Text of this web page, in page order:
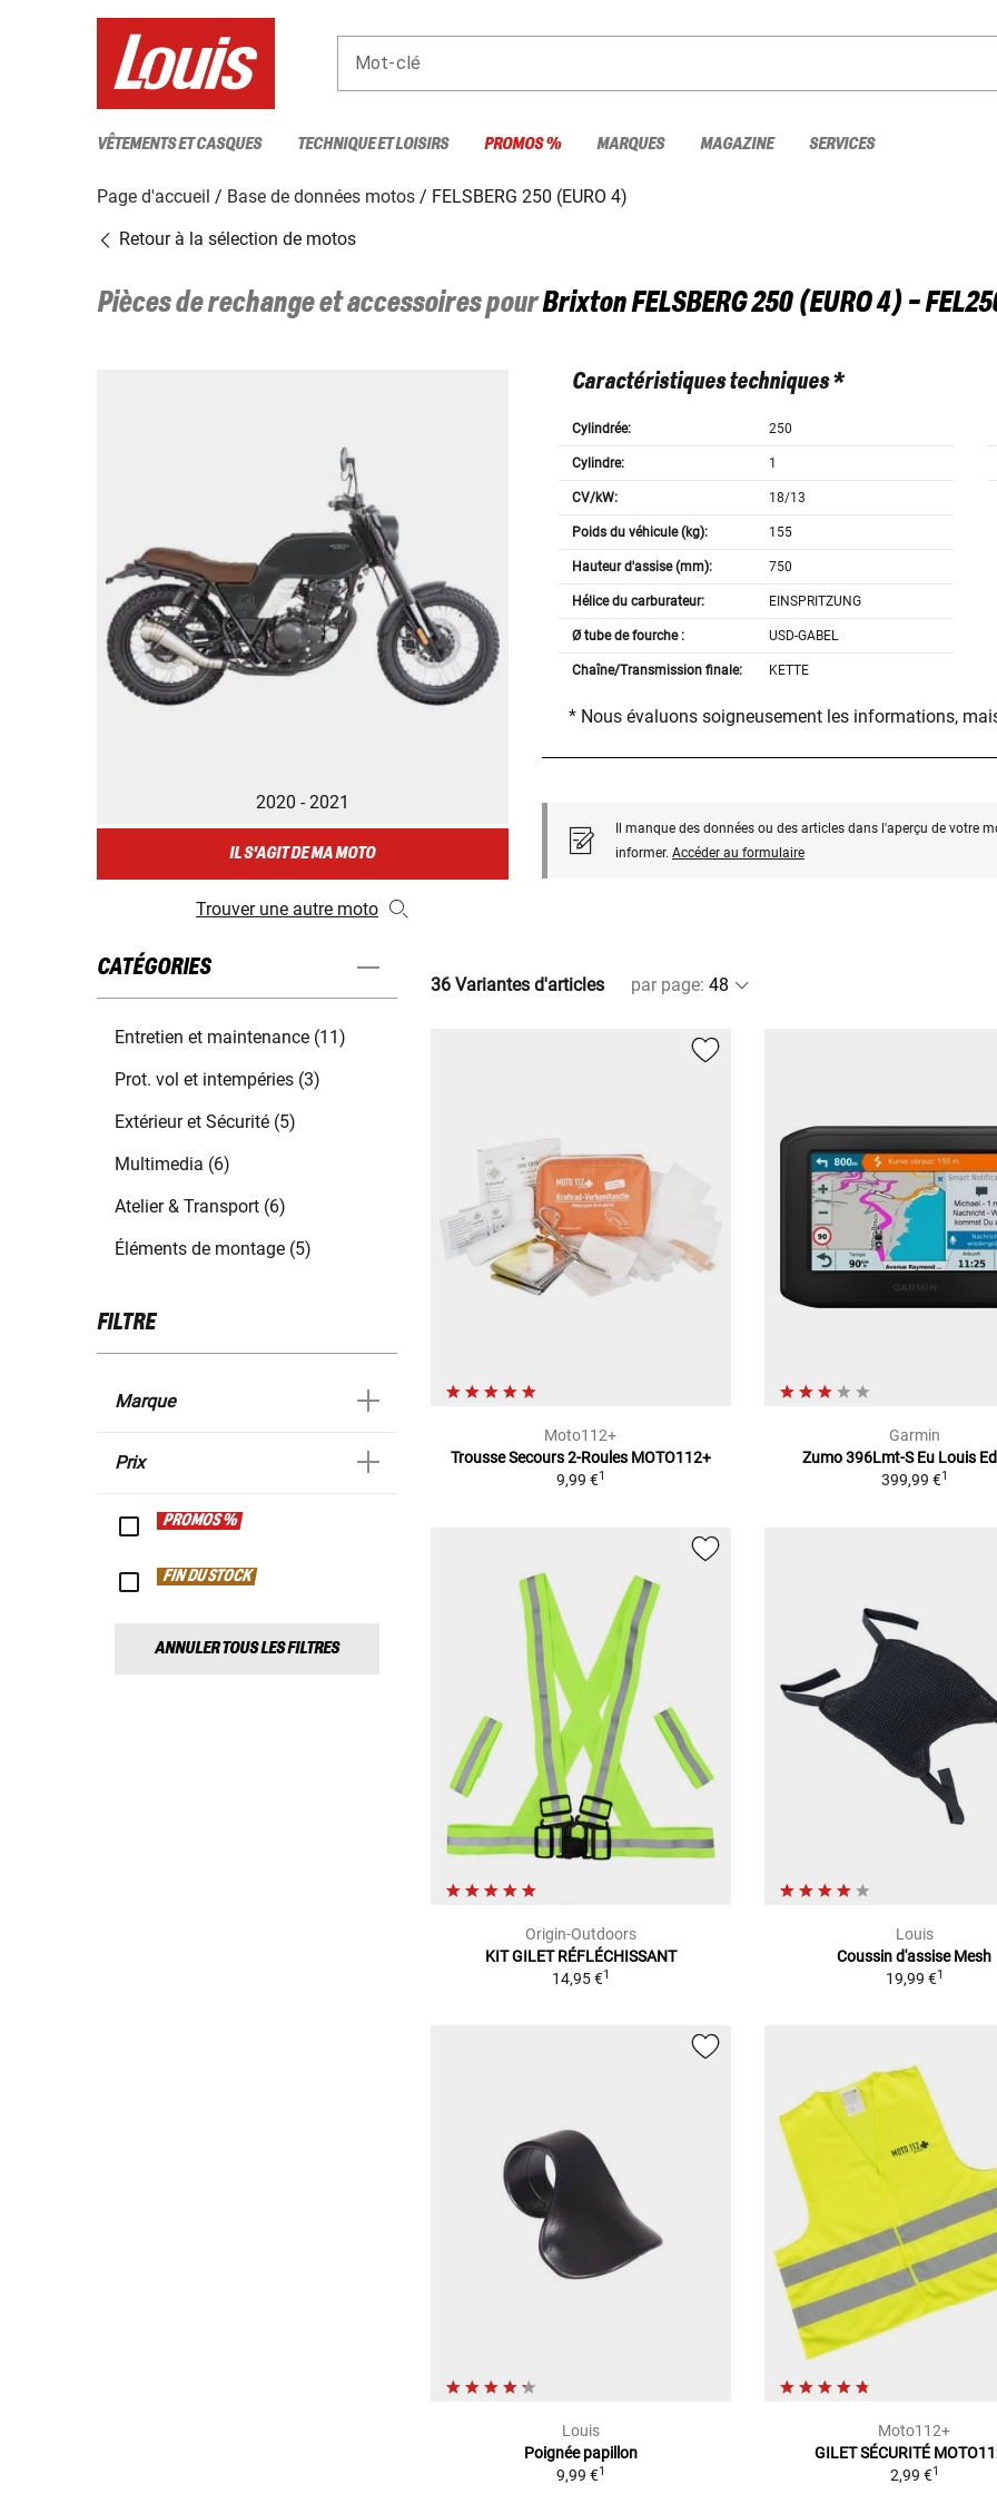
Mot-clé
VÊTEMENTS ET CASQUES TECHNIQUE ET LOISIRS PROMOS % MARQUES MAGAZINE SERVICES
Page d'accueil Base de données motos
FELSBERG 250 (EURO 4)
Retour à la sélection de motos
Pièces de rechange et accessoires pourBrixtonFELSBERG 250 (EURO 4) -
2020 - 2021
IL S'AGIT DE MA MOTO
Trouver une autre moto
Caractéristiques techniques *
Cylindrée: 250
Cylindre: 1
CV/kW: 18/13
Poids du véhicule (kg): 155
Hauteur d'assise (mm): 750
Hélice du carburateur: EINSPRITZUNG
Ø tube de fourche : USD-GABEL
Chaîne/Transmission finale: KETTE
* Nous évaluons soigneusement les informations,
Il manque des données ou des articles dans l'aperçu de votre
informer. Accéder au formulaire
CATÉGORIES
Entretien et maintenance (11)
Prot. vol et intempéries (3)
Extérieur et Sécurité (5)
Multimedia (6)
Atelier & Transport (6)
Éléments de montage (5)
FILTRE
Marque
Prix
PROMOS %
FIN DU STOCK
ANNULER TOUS LES FILTRES
36 Variantes d'articles par page:
Moto112+
Trousse Secours 2-Roules MOTO112+
9,99 €1
Garmin
Zumo 396Lmt-S Eu Louis
399,99 €1
Origin-Outdoors
KIT GILET RÉFLÉCHISSANT
14,95 €1
Louis
Coussin d'assise Mesh
19,99 €1
Louis
Poignée papillon
9,99 €1
Moto112+
GILET SÉCURITÉ
2,99 €1